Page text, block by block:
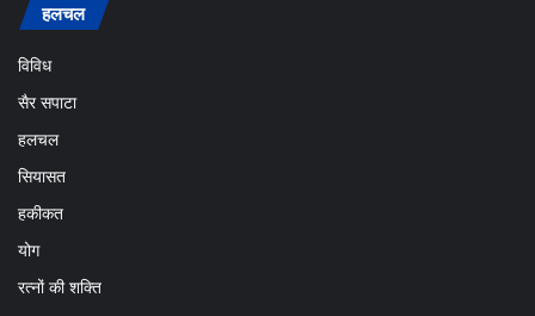
हलचल
विविध
सैर सपाटा
हलचल
सियासत
हकीकत
योग
रत्नों की शक्ति